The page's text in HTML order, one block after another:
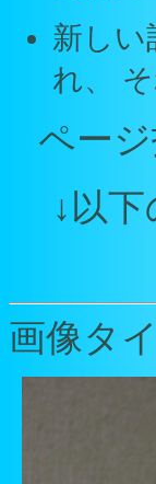
新しい
れ、
ペー
↓以
画像タ